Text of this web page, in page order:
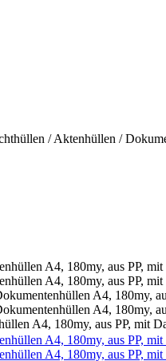
/ Aktenhüllen /
A4, 180my, aus PP, mit